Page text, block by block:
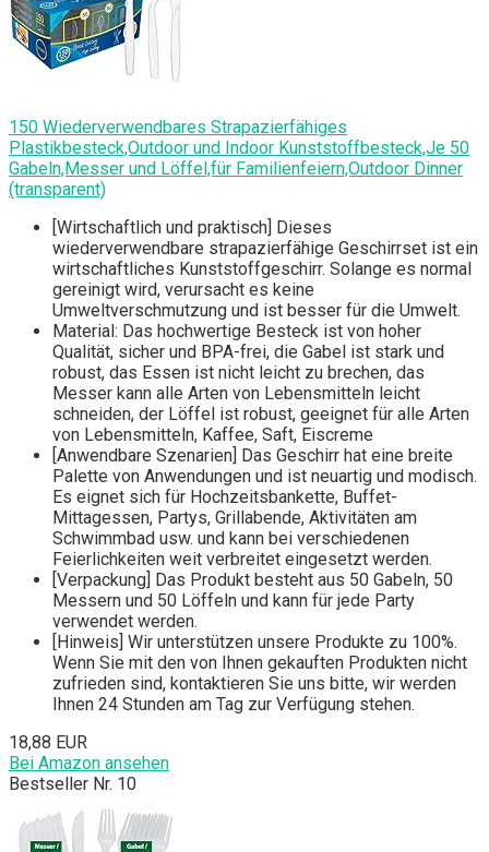
150 Wiederverwendbares Strapazierfähiges
Plastikbesteck,Outdoor und Indoor Kunststoffbesteck,Je 50
Gabeln,Messer und Löffel,für Familienfeiern,Outdoor Dinner
(transparent)
[Wirtschaftlich und praktisch] Dieses
wiederverwendbare strapazierfähige Geschirrset ist ein
wirtschaftliches Kunststoffgeschirr. Solange es normal
gereinigt wird, verursacht es keine
Umweltverschmutzung und ist besser für die Umwelt.
Material: Das hochwertige Besteck ist von hoher
Qualität, sicher und BPA-frei, die Gabel ist stark und
robust, das Essen ist nicht leicht zu brechen, das
Messer kann alle Arten von Lebensmitteln leicht
schneiden, der Löffel ist robust, geeignet für alle Arten
von Lebensmitteln, Kaffee, Saft, Eiscreme
[Anwendbare Szenarien] Das Geschirr hat eine breite
Palette von Anwendungen und ist neuartig und modisch.
Es eignet sich für Hochzeitsbankette, Buffet-
Mittagessen, Partys, Grillabende, Aktivitäten am
Schwimmbad usw. und kann bei verschiedenen
Feierlichkeiten weit verbreitet eingesetzt werden.
[Verpackung] Das Produkt besteht aus 50 Gabeln, 50
Messern und 50 Löffeln und kann für jede Party
verwendet werden.
[Hinweis] Wir unterstützen unsere Produkte zu 100%.
Wenn Sie mit den von Ihnen gekauften Produkten nicht
zufrieden sind, kontaktieren Sie uns bitte, wir werden
Ihnen 24 Stunden am Tag zur Verfügung stehen.
18,88 EUR
Bei Amazon ansehen
Bestseller Nr. 10